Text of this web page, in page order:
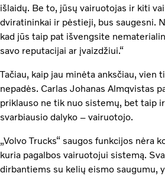
išlaidų. Be to, jūsų vairuotojas ir kiti
dviratininkai ir pėstieji, bus saugesni.
kad jūs taip pat išvengsite
savo reputacijai ar įvaizdžiui.“
Tačiau, kaip jau minėta anksčiau, vien
nepadės. Carlas Johanas Almqvistas
priklauso ne tik nuo sistemų, bet taip
svarbiausio dalyko – vairuotojo.
„Volvo Trucks“ saugos funkcijos nėra
kuria pagalbos vairuotojui sistemą.
dirbantiems su kelių eismo saugumu,